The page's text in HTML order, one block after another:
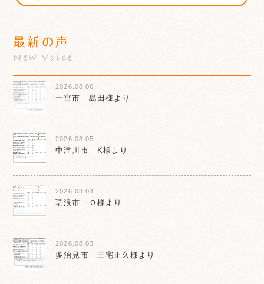
最新の声
New Voice
2026.08.06
一宮市 島田様より
2026.08.05
中津川市 K様より
2026.08.04
瑞浪市 Ｏ様より
2026.08.03
多治見市 三宅正久様より